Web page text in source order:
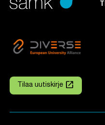
Tilaa uutiskirje
Linkki avautuu
launch